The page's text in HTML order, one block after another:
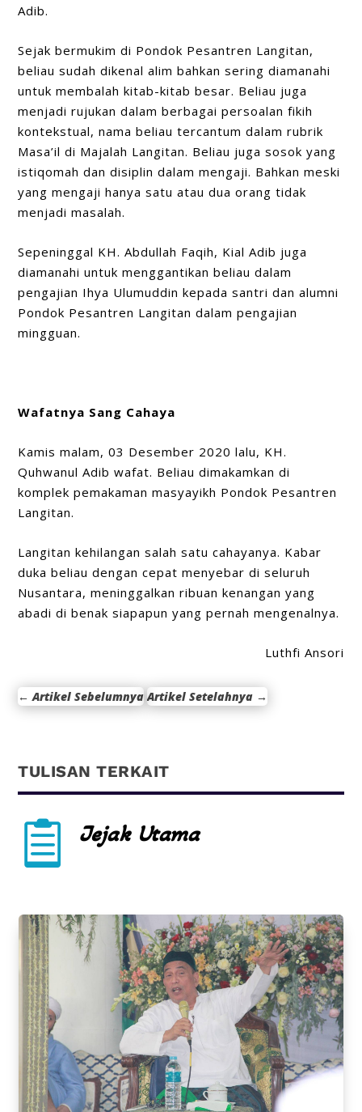
Adib.
Sejak bermukim di Pondok Pesantren Langitan,
beliau sudah dikenal alim bahkan sering diamanahi
untuk membalah kitab-kitab besar. Beliau juga
menjadi rujukan dalam berbagai persoalan fikih
kontekstual, nama beliau tercantum dalam rubrik
Masa’il di Majalah Langitan. Beliau juga sosok yang
istiqomah dan disiplin dalam mengaji. Bahkan meski
yang mengaji hanya satu atau dua orang tidak
menjadi masalah.
Sepeninggal KH. Abdullah Faqih, Kial Adib juga
diamanahi untuk menggantikan beliau dalam
pengajian Ihya Ulumuddin kepada santri dan alumni
Pondok Pesantren Langitan dalam pengajian
mingguan.
Wafatnya Sang Cahaya
Kamis malam, 03 Desember 2020 lalu, KH.
Quhwanul Adib wafat. Beliau dimakamkan di
komplek pemakaman masyayikh Pondok Pesantren
Langitan.
Langitan kehilangan salah satu cahayanya. Kabar
duka beliau dengan cepat menyebar di seluruh
Nusantara, meninggalkan ribuan kenangan yang
abadi di benak siapapun yang pernah mengenalnya.
Luthfi Ansori
←Artikel Sebelumnya Artikel Setelahnya →
TULISAN TERKAIT
 Jejak Utama